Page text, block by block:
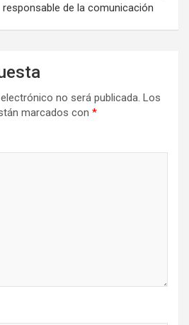
responsable de la comunicación
no será publicada. Los
marcados con *